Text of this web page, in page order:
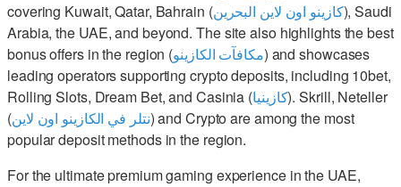
covering Kuwait, Qatar, Bahrain (كازينو اون لاين البحرين), Saudi
Arabia, the UAE, and beyond. The site also highlights the best
bonus offers in the region (مكافآت الكازينو) and showcases
leading operators supporting crypto deposits, including 10bet,
Rolling Slots, Dream Bet, and Casinia (كازينيا). Skrill, Neteller
(نتلر في الكازينو اون لاين) and Crypto are among the most
popular deposit methods in the region.
For the ultimate premium gaming experience in the UAE,